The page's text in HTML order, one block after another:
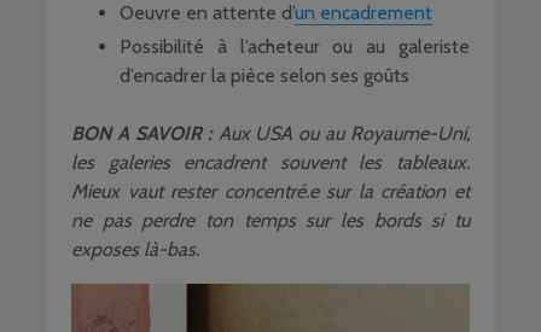
Oeuvre en attente d’un encadrement
Possibilité à l’acheteur ou au galeriste
d’encadrer la pièce selon ses goûts
BON A SAVOIR : Aux USA ou au Royaume-Uni,
les galeries encadrent souvent les tableaux.
Mieux vaut rester concentré.e sur la création et
ne pas perdre ton temps sur les bords si tu
exposes là-bas.